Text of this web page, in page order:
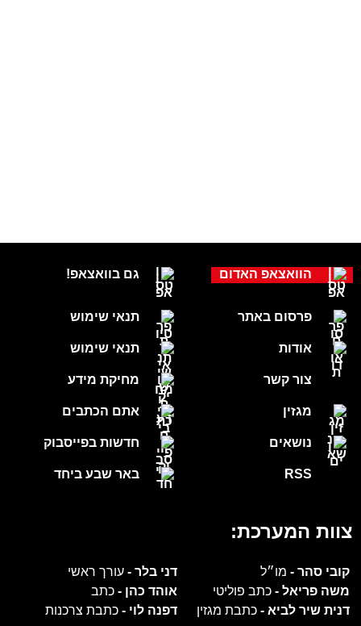
גם בוואצאפ!
תנאי שימוש
תנאי שימוש
מחיקת מידע
אתם הכתבים
חדשות בפייסבוק
באר שבע ביחד
הוואצאפ האדום
פרסום באתר
אודות
צור קשר
מגזין
נושאים
RSS
צוות המערכת:
קובי סהר - מו״ל דני בלר -עורך ראשי
משה פריאל - כתב פוליטי אוהד כהן -כתב
דנית שיר לביא - כתבת מגזין דפנה לוי -כתבת צרכנות